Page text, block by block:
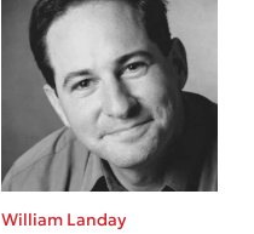
William Landay